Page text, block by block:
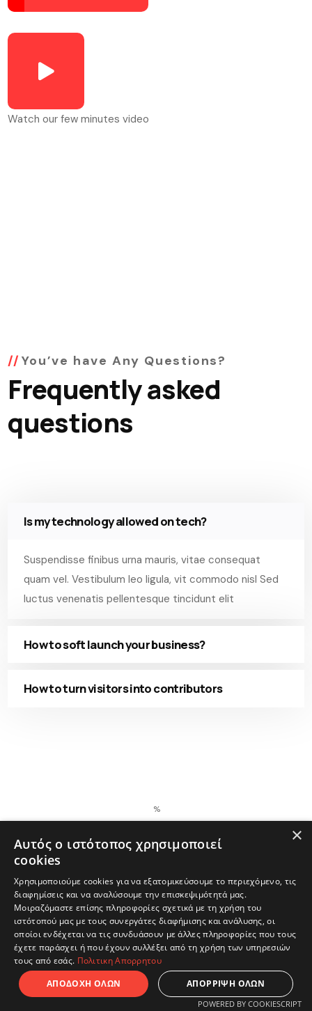
Watch our few minutes video
You’ve have Any Questions?
Frequently asked
questions
Is my technology allowed on tech?
Suspendisse finibus urna mauris, vitae consequat
quam vel. Vestibulum leo ligula, vit commodo nisl Sed
luctus venenatis pellentesque tincidunt elit
How to soft launch your business?
How to turn visitors into contributors
cost
×
Αυτός ο ιστότοπος χρησιμοποιεί
cookies
Χρησιμοποιούμε cookies για να εξατομικεύσουμε το περιεχόμενο, τις
διαφημίσεις και να αναλύσουμε την επισκεψιμότητά μας.
Μοιραζόμαστε επίσης πληροφορίες σχετικά με τη χρήση του
ιστότοπού μας με τους συνεργάτες διαφήμισης και ανάλυσης, οι
οποίοι ενδέχεται να τις συνδυάσουν με άλλες πληροφορίες που τους
έχετε παράσχει ή που έχουν συλλέξει από τη χρήση των υπηρεσιών
τους από εσάς. Πολιτικη Απορρητου
ΑΠΟΔΟΧΗ ΟΛΩΝ
ΑΠΟΡΡΙΨΗ ΟΛΩΝ
POWERED BY COOKIESCRIPT